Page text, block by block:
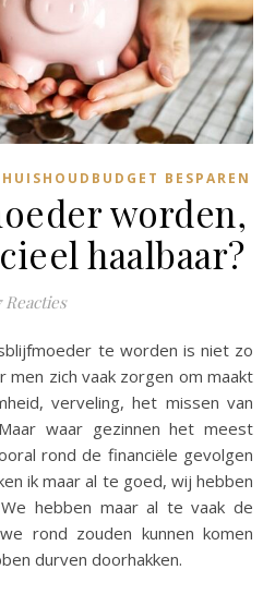
HUISHOUDBUDGET BESPAREN
worden,
haalbaar?
Reacties
men zich vaak zorgen om maakt
verveling, het missen van
waar gezinnen het meest
rond de financiële gevolgen
ik maar al te goed, wij hebben
hebben maar al te vaak de
rond zouden kunnen komen
durven doorhakken.